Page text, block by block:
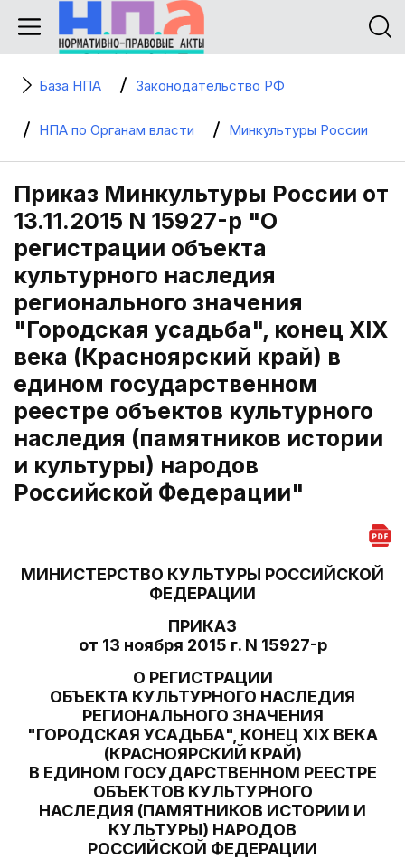
База НПА Законодательство РФ
НПА по Органам власти Минкультуры России
Приказ Минкультуры России от
13.11.2015 N 15927-р "О
регистрации объекта
культурного наследия
регионального значения
"Городская усадьба", конец XIX
века (Красноярский край) в
едином государственном
реестре объектов культурного
наследия (памятников истории
и культуры) народов
Российской Федерации"
МИНИСТЕРСТВО КУЛЬТУРЫ РОССИЙСКОЙ
ФЕДЕРАЦИИ
ПРИКАЗ
от 13 ноября 2015 г. N 15927-р
О РЕГИСТРАЦИИ
ОБЪЕКТА КУЛЬТУРНОГО НАСЛЕДИЯ
РЕГИОНАЛЬНОГО ЗНАЧЕНИЯ
"ГОРОДСКАЯ УСАДЬБА", КОНЕЦ XIX ВЕКА
(КРАСНОЯРСКИЙ КРАЙ)
В ЕДИНОМ ГОСУДАРСТВЕННОМ РЕЕСТРЕ
ОБЪЕКТОВ КУЛЬТУРНОГО
НАСЛЕДИЯ (ПАМЯТНИКОВ ИСТОРИИ И
КУЛЬТУРЫ) НАРОДОВ
РОССИЙСКОЙ ФЕДЕРАЦИИ